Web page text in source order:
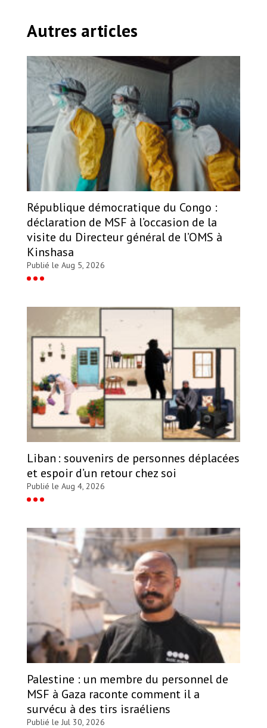
Autres articles
République démocratique du Congo :
déclaration de MSF à l’occasion de la
visite du Directeur général de l’OMS à
Kinshasa
Publié le Aug 5, 2026
Liban : souvenirs de personnes déplacées
et espoir d’un retour chez soi
Publié le Aug 4, 2026
Palestine : un membre du personnel de
MSF à Gaza raconte comment il a
survécu à des tirs israéliens
Publié le Jul 30, 2026